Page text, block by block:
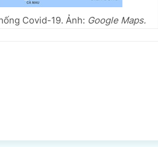
Covid-19. Ảnh: Google Maps.